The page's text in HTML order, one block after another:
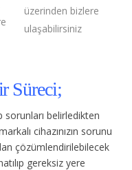
üzerinden bizlere
ulaşabilirsiniz
Süreci;
sorunları belirledikten
cihazınızın sorunu
çözümlendirilebilecek
gereksiz yere